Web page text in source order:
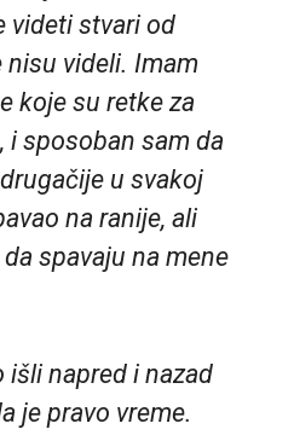
videti stvari od
nisu videli. Imam
koje su retke za
i sposoban sam da
u svakoj
na ranije, ali
spavaju na mene
išli napred i nazad
je pravo vreme.